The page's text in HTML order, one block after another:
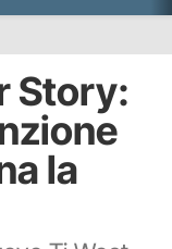
Story:
la